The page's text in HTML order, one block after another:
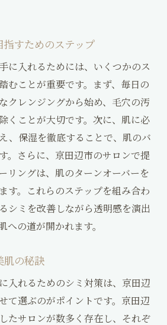
指すためのステップ
に入れるためには、いくつかのス
むことが重要です。まず、毎日の
クレンジングから始め、毛穴の汚
くことが大切です。次に、肌に必
、保湿を徹底することで、肌のバ
。さらに、京田辺市のサロンで提
リングは、肌のターンオーバーを
す。これらのステップを組み合わ
シミを改善しながら透明感を演出
への道が開かれます。
肌の秘訣
入れるためのシミ対策は、京田辺
て選ぶのがポイントです。京田辺
たサロンが数多く存在し、それぞ